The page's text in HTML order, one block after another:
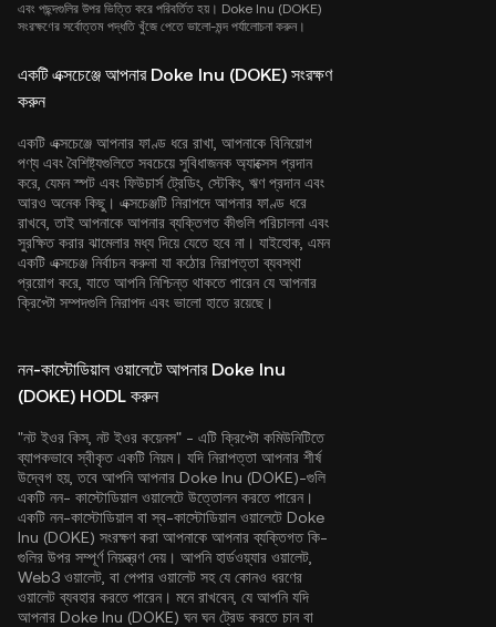
এবং পছন্দগুলির উপর ভিত্তি করে পরিবর্তিত হয়। Doke Inu (DOKE)
সংরক্ষণের সর্বোত্তম পদ্ধতি খুঁজে পেতে ভালো-মন্দ পর্যালোচনা করুন।
একটি এক্সচেঞ্জে আপনার Doke Inu (DOKE) সংরক্ষণ
করুন
একটি এক্সচেঞ্জে আপনার ফাণ্ড ধরে রাখা, আপনাকে বিনিয়োগ
পণ্য এবং বৈশিষ্ট্যগুলিতে সবচেয়ে সুবিধাজনক অ্যাক্সেস প্রদান
করে, যেমন স্পট এবং ফিউচার্স ট্রেডিং, স্টেকিং, ঋণ প্রদান এবং
আরও অনেক কিছু। এক্সচেঞ্জটি নিরাপদে আপনার ফাণ্ড ধরে
রাখবে, তাই আপনাকে আপনার ব্যক্তিগত কীগুলি পরিচালনা এবং
সুরক্ষিত করার ঝামেলার মধ্য দিয়ে যেতে হবে না। যাইহোক, এমন
একটি এক্সচেঞ্জ নির্বাচন করুনা যা কঠোর নিরাপত্তা ব্যবস্থা
প্রয়োগ করে, যাতে আপনি নিশ্চিন্ত থাকতে পারেন যে আপনার
ক্রিপ্টো সম্পদগুলি নিরাপদ এবং ভালো হাতে রয়েছে।
নন-কাস্টোডিয়াল ওয়ালেটে আপনার Doke Inu
(DOKE) HODL করুন
"নট ইওর কিস, নট ইওর কয়েনস" - এটি ক্রিপ্টো কমিউনিটিতে
ব্যাপকভাবে স্বীকৃত একটি নিয়ম। যদি নিরাপত্তা আপনার শীর্ষ
উদ্বেগ হয়, তবে আপনি আপনার Doke Inu (DOKE)-গুলি
একটি নন- কাস্টোডিয়াল ওয়ালেটে উত্তোলন করতে পারেন।
একটি নন-কাস্টোডিয়াল বা স্ব-কাস্টোডিয়াল ওয়ালেটে Doke
Inu (DOKE) সংরক্ষণ করা আপনাকে আপনার ব্যক্তিগত কি-
গুলির উপর সম্পূর্ণ নিয়ন্ত্রণ দেয়। আপনি হার্ডওয়্যার ওয়ালেট,
Web3 ওয়ালেট, বা পেপার ওয়ালেট সহ যে কোনও ধরণের
ওয়ালেট ব্যবহার করতে পারেন। মনে রাখবেন, যে আপনি যদি
আপনার Doke Inu (DOKE) ঘন ঘন ট্রেড করতে চান বা